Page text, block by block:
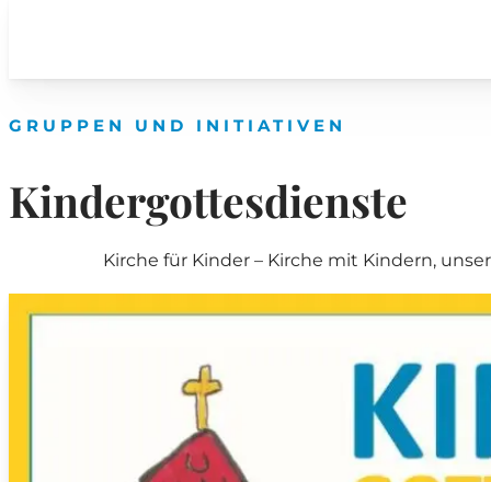
GRUPPEN UND INITIATIVEN
Kindergottesdienste
Kirche für Kinder – Kirche mit Kindern,